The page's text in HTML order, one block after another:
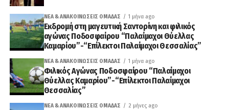
ΝΈΑ & ΑΝΑΚΟΙΝΏΣΕΙΣ ΟΜΆΔΑΣ 1 μήνα ago
Εκδρομή στη μαγευτική Σαντορίνη και φιλικός
αγώνας Ποδοσφαίρου “Παλαίμαχοι Θύελλας
Καμαρίου”-“Επίλεκτοι Παλαίμαχοι Θεσσαλίας”
ΝΈΑ & ΑΝΑΚΟΙΝΏΣΕΙΣ ΟΜΆΔΑΣ 1 μήνα ago
Φιλικός Αγώνας Ποδοσφαίρου “Παλαίμαχοι
Θύελλας Καμαρίου”-“Επίλεκτοι Παλαίμαχοι
Θεσσαλίας”
ΝΈΑ & ΑΝΑΚΟΙΝΏΣΕΙΣ ΟΜΆΔΑΣ 2 μήνες ago